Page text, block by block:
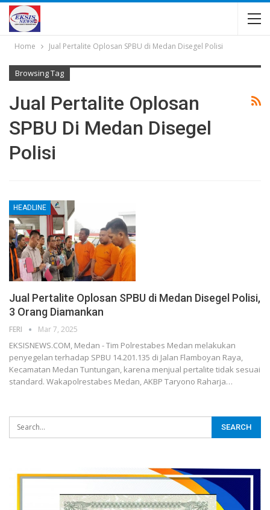
Home Jual Pertalite Oplosan SPBU di Medan Disegel Polisi
Browsing Tag
Jual Pertalite Oplosan
SPBU Di Medan Disegel
Polisi
HEADLINE
Jual Pertalite Oplosan SPBU di Medan Disegel Polisi,
3 Orang Diamankan
FERI Mar 7, 2025
EKSISNEWS.COM, Medan - Tim Polrestabes Medan melakukan
penyegelan terhadap SPBU 14.201.135 di Jalan Flamboyan Raya,
Kecamatan Medan Tuntungan, karena menjual pertalite tidak sesuai
standard. Wakapolrestabes Medan, AKBP Taryono Raharja…